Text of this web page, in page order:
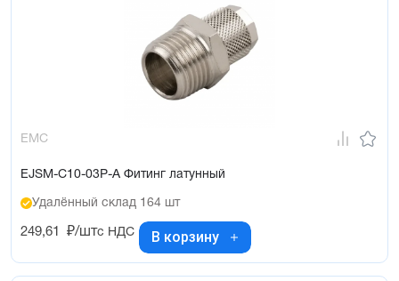
EMC
EJSM-C10-03P-A Фитинг латунный
Удалённый склад 164 шт
249,61 ₽/штс НДС В корзину